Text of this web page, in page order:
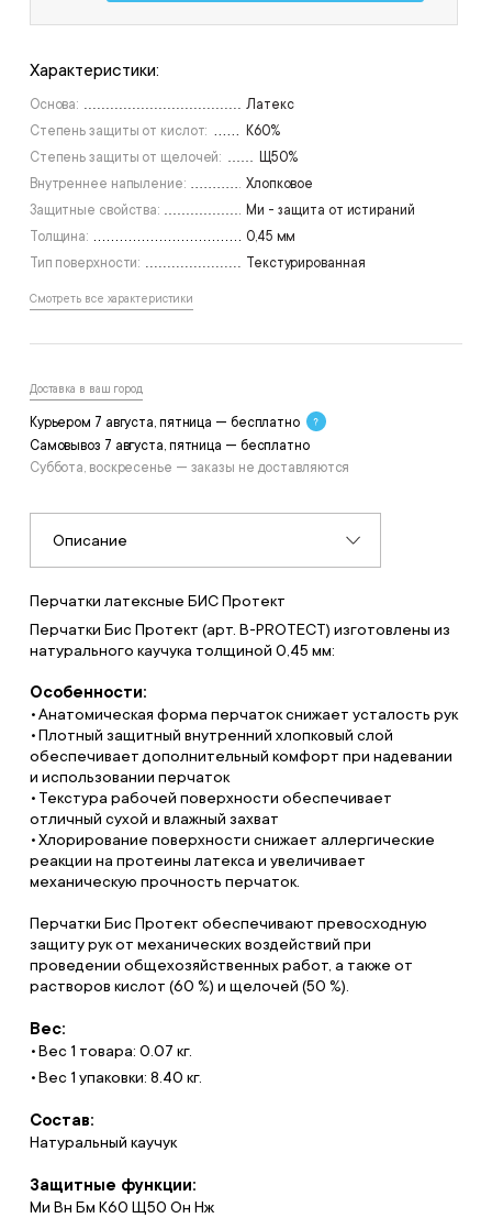
Характеристики:
Основа:
Латекс
Степень защиты от кислот:
К60%
Степень защиты от щелочей:
Щ50%
Внутреннее напыление:
Хлопковое
Защитные свойства:
Ми - защита от истираний
Толщина:
0,45 мм
Тип поверхности:
Текстурированная
Смотреть все характеристики
Доставка в ваш город
Курьером 7 августа, пятница — бесплатно
Самовывоз 7 августа, пятница — бесплатно
Суббота, воскресенье — заказы не доставляются
Описание
Перчатки латексные БИС Протект
Перчатки Бис Протект (арт. B-PROTECT) изготовлены из
натурального каучука толщиной 0,45 мм:
Особенности:
Анатомическая форма перчаток снижает усталость рук
Плотный защитный внутренний хлопковый слой
обеспечивает дополнительный комфорт при надевании
и использовании перчаток
Текстура рабочей поверхности обеспечивает
отличный сухой и влажный захват
Хлорирование поверхности снижает аллергические
реакции на протеины латекса и увеличивает
механическую прочность перчаток.
Перчатки Бис Протект обеспечивают превосходную
защиту рук от механических воздействий при
проведении общехозяйственных работ, а также от
растворов кислот (60 %) и щелочей (50 %).
Вес:
Вес 1 товара: 0.07 кг.
Вес 1 упаковки: 8.40 кг.
Состав:
Натуральный каучук
Защитные функции:
Ми Вн Бм К60 Щ50 Он Нж